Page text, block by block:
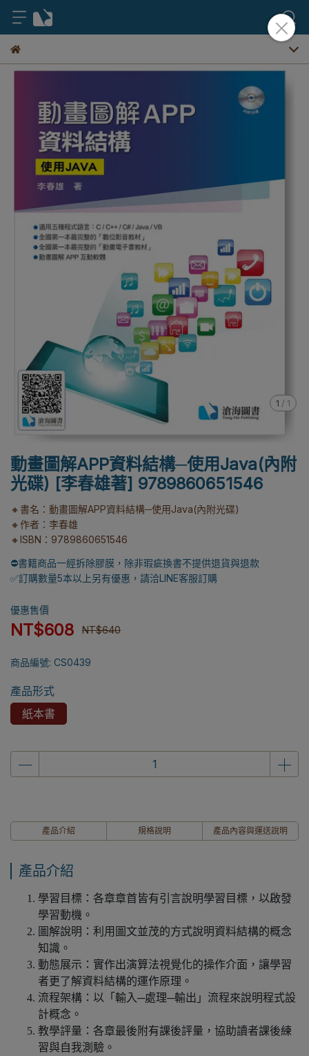
1 / 1
動畫圖解APP資料結構─使用Java(內附
光碟) [李春雄著] 9789860651546
🔸書名：動畫圖解APP資料結構─使用Java(內附光碟)
🔸作者：李春雄
🔸ISBN：9789860651546
⛔書籍商品一經拆除膠膜，除非瑕疵換書不提供退貨與退款
✅訂購數量5本以上另有優惠，請洽LINE客服訂購
優惠售價
NT$608 NT$640
商品編號: CS0439
產品形式
紙本書
產品介紹 規格說明 產品內容與運送說明
產品介紹
學習目標：各章章首皆有引言說明學習目標，以啟發
學習動機。
圖解說明：利用圖文並茂的方式說明資料結構的概念
知識。
動態展示：實作出演算法視覺化的操作介面，讓學習
者更了解資料結構的運作原理。
流程架構：以「輸入─處理─輸出」流程來說明程式設
計概念。
教學評量：各章最後附有課後評量，協助讀者課後練
習與自我測驗。